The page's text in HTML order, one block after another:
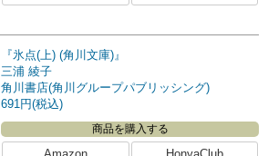
『氷点(上) (角川文庫)』
三浦 綾子
角川書店(角川グループパブリッシング)
691円(税込)
商品を購入する